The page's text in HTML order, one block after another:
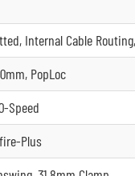
Internal Cable
PopLoc
Speed
Plus